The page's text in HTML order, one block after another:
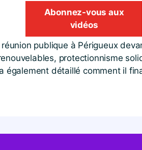
Abonnez-vous aux
vidéos
publique à Périgueux
protectionnisme
détaillé comment il